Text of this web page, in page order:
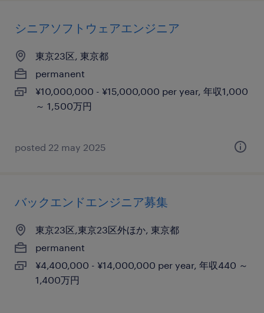
シニアソフトウェアエンジニア
東京23区, 東京都
permanent
¥10,000,000 - ¥15,000,000 per year, 年収1,000
～ 1,500万円
posted 22 may 2025
バックエンドエンジニア募集
東京23区,東京23区外ほか, 東京都
permanent
¥4,400,000 - ¥14,000,000 per year, 年収440 ～
1,400万円